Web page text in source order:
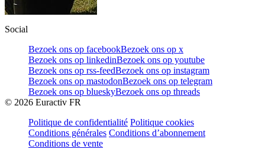
Social
Bezoek ons op facebookBezoek ons op x
Bezoek ons op linkedinBezoek ons op youtube
Bezoek ons op rss-feedBezoek ons op instagram
Bezoek ons op mastodonBezoek ons op telegram
Bezoek ons op blueskyBezoek ons op threads
© 2026 Euractiv FR
Politique de confidentialité Politique cookies
Conditions générales Conditions d’abonnement
Conditions de vente